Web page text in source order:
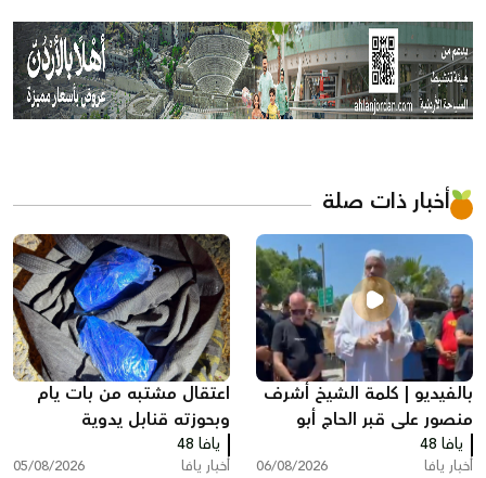
أخبار ذات صلة
بالفيديو | كلمة الشيخ أشرف
منصور على قبر الحاج أبو
العبد أبو شهاب
يافا 48
أخبار يافا 06/08/2026
اعتقال مشتبه من بات يام
وبحوزته قنابل يدوية
يافا 48
أخبار يافا 05/08/2026